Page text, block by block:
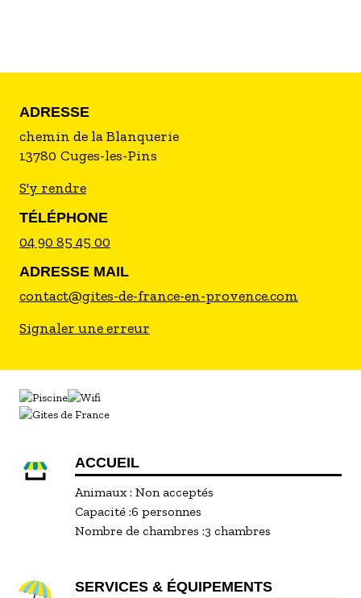
ADRESSE
chemin de la Blanquerie
13780 Cuges-les-Pins
S'y rendre
TÉLÉPHONE
04 90 85 45 00
ADRESSE MAIL
contact@gites-de-france-en-provence.com
Signaler une erreur
ACCUEIL
Animaux : Non acceptés
Capacité :6 personnes
Nombre de chambres :3 chambres
SERVICES & ÉQUIPEMENTS